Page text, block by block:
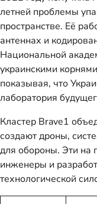
летней проблемы
пространстве. Её
антеннах и
Национальной
украинскими
показывая, что
лаборатория
Кластер Brave1
создают дроны,
для обороны. Эти на
инженеры и
технологической